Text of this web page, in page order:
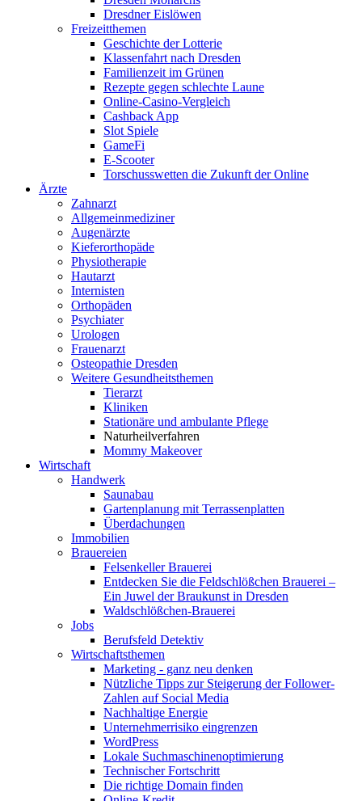
Dresdner Eislöwen
Freizeitthemen
Geschichte der Lotterie
Klassenfahrt nach Dresden
Familienzeit im Grünen
Rezepte gegen schlechte Laune
Online-Casino-Vergleich
Cashback App
Slot Spiele
GameFi
E-Scooter
Torschusswetten die Zukunft der Online
Ärzte
Zahnarzt
Allgemeinmediziner
Augenärzte
Kieferorthopäde
Physiotherapie
Hautarzt
Internisten
Orthopäden
Psychiater
Urologen
Frauenarzt
Osteopathie Dresden
Weitere Gesundheitsthemen
Tierarzt
Kliniken
Stationäre und ambulante Pflege
Naturheilverfahren
Mommy Makeover
Wirtschaft
Handwerk
Saunabau
Gartenplanung mit Terrassenplatten
Überdachungen
Immobilien
Brauereien
Felsenkeller Brauerei
Entdecken Sie die Feldschlößchen Brauerei –
Ein Juwel der Braukunst in Dresden
Waldschlößchen-Brauerei
Jobs
Berufsfeld Detektiv
Wirtschaftsthemen
Marketing - ganz neu denken
Nützliche Tipps zur Steigerung der Follower-
Zahlen auf Social Media
Nachhaltige Energie
Unternehmerrisiko eingrenzen
WordPress
Lokale Suchmaschinenoptimierung
Technischer Fortschritt
Die richtige Domain finden